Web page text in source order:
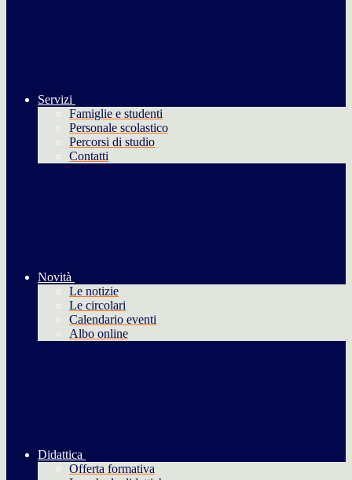
Servizi
Famiglie e studenti
Personale scolastico
Percorsi di studio
Contatti
Novità
Le notizie
Le circolari
Calendario eventi
Albo online
Didattica
Offerta formativa